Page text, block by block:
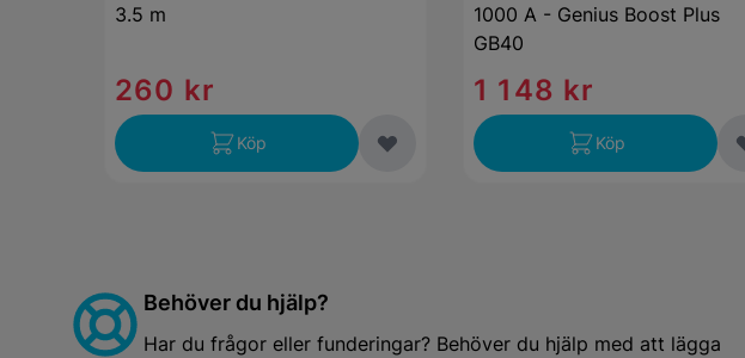
3.5 m
260 kr
Köp
1000 A - Genius Boost Plus
GB40
1 148 kr
Köp
Behöver du hjälp?
Har du frågor eller funderingar? Behöver du hjälp med att lägga